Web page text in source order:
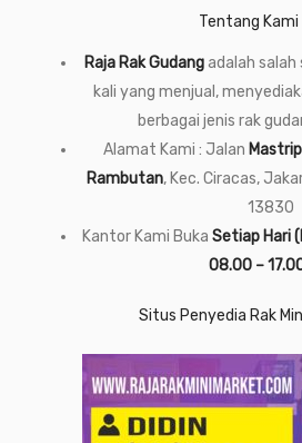
Tentang Kami
Raja Rak Gudangadalah
kali yang menjual,
berbagai jenis rak
Alamat Kami : Jalan
Rambutan, Kec. Ciracas,
13830
Kantor Kami Buka Setiap Hari
08.00 –
Situs Penyedia Rak